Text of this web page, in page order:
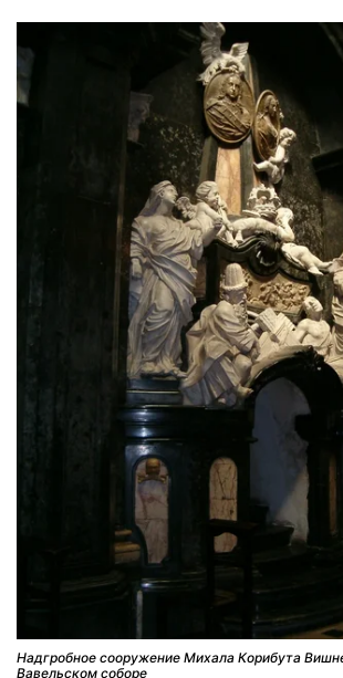
Надгробное сооружение Михала Корибута
Вавельском соборе